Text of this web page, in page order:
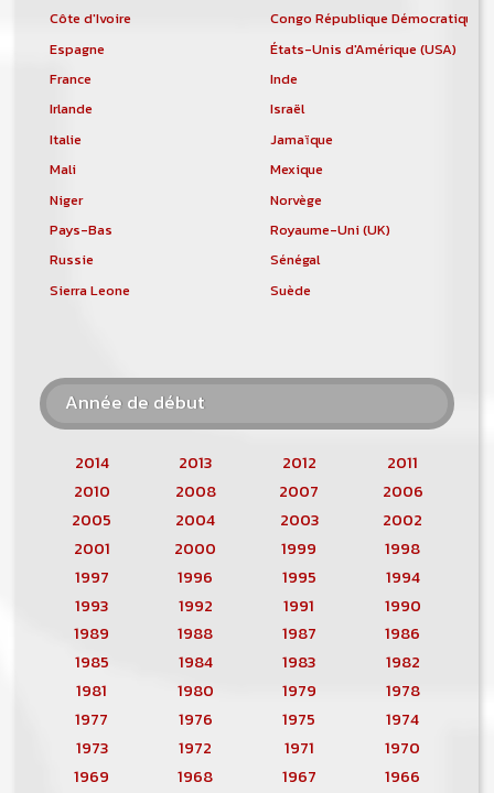
Côte d'Ivoire
Congo République Démocratique
Espagne
États-Unis d'Amérique (USA)
France
Inde
Irlande
Israël
Italie
Jamaïque
Mali
Mexique
Niger
Norvège
Pays-Bas
Royaume-Uni (UK)
Russie
Sénégal
Sierra Leone
Suède
Année de début
2014 2013 2012
2011
2010
2008 2007
2006
2005
2004 2003
2002
2001
2000 1999
1998
1997
1996 1995
1994
1993
1992 1991
1990
1989
1988 1987
1986
1985
1984 1983
1982
1981
1980 1979
1978
1977
1976 1975
1974
1973
1972 1971
1970
1969
1968 1967
1966